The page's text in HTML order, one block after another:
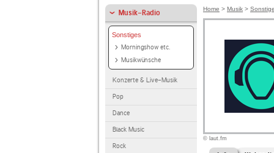
Musik-Radio
Sonstiges
Morningshow etc.
Musikwünsche
Konzerte & Live-Musik
Pop
Dance
Black Music
Rock
Home > Musik >
© laut.fm